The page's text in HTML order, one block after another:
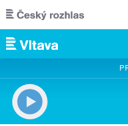
Přejít k hlavnímu obsahu